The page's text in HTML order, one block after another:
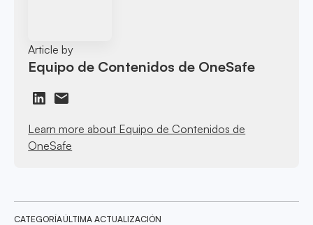
Article by
Equipo de Contenidos de OneSafe
Learn more about Equipo de Contenidos de
OneSafe
CATEGORÍAÚLTIMA ACTUALIZACIÓN